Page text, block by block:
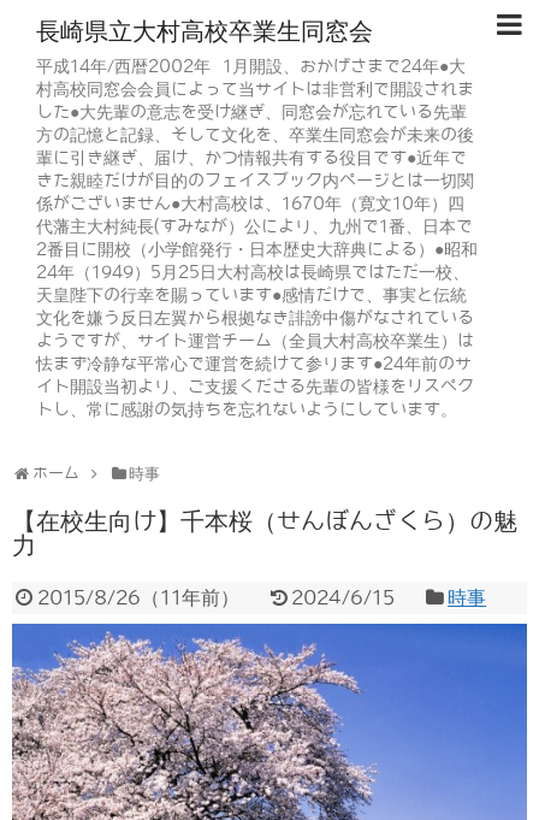
長崎県立大村高校卒業生同窓会
平成14年/西暦2002年 1月開設、おかげさまで24年●大
村高校同窓会会員によって当サイトは非営利で開設されま
した●大先輩の意志を受け継ぎ、同窓会が忘れている先輩
方の記憶と記録、そして文化を、卒業生同窓会が未来の後
輩に引き継ぎ、届け、かつ情報共有する役目です●近年で
きた親睦だけが目的のフェイスブック内ページとは一切関
係がございません●大村高校は、1670年（寛文10年）四
代藩主大村純長(すみなが）公により、九州で1番、日本で
2番目に開校（小学館発行・日本歴史大辞典による）●昭和
24年（1949）5月25日大村高校は長崎県ではただ一校、
天皇陛下の行幸を賜っています●感情だけで、事実と伝統
文化を嫌う反日左翼から根拠なき誹謗中傷がなされている
ようですが、サイト運営チーム（全員大村高校卒業生）は
怯まず冷静な平常心で運営を続けて参ります●24年前のサ
イト開設当初より、ご支援くださる先輩の皆様をリスペク
トし、常に感謝の気持ちを忘れないようにしています。
ホーム 時事
【在校生向け】千本桜（せんぼんざくら）の魅
力
2015/8/26 （11年前） 2024/6/15 時事